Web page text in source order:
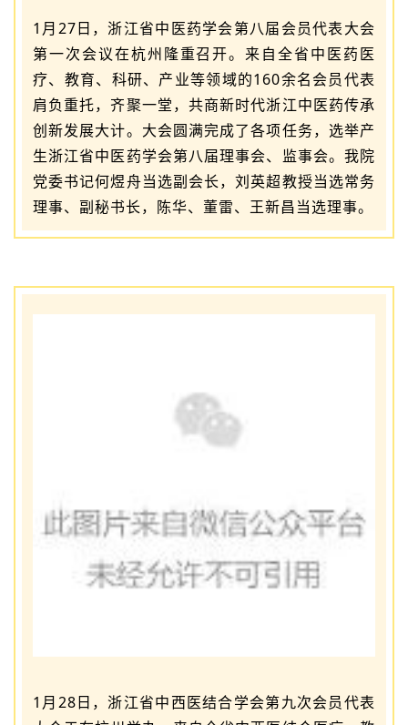
1月27日，浙江省中医药学会第八届会员代表大会
第一次会议在杭州隆重召开。来自全省中医药医
疗、教育、科研、产业等领域的160余名会员代表
肩负重托，齐聚一堂，共商新时代浙江中医药传承
创新发展大计。大会圆满完成了各项任务，选举产
生浙江省中医药学会第八届理事会、监事会。我院
党委书记何煜舟当选副会长，刘英超教授当选常务
理事、副秘书长，陈华、董雷、王新昌当选理事。
1月28日，浙江省中西医结合学会第九次会员代表